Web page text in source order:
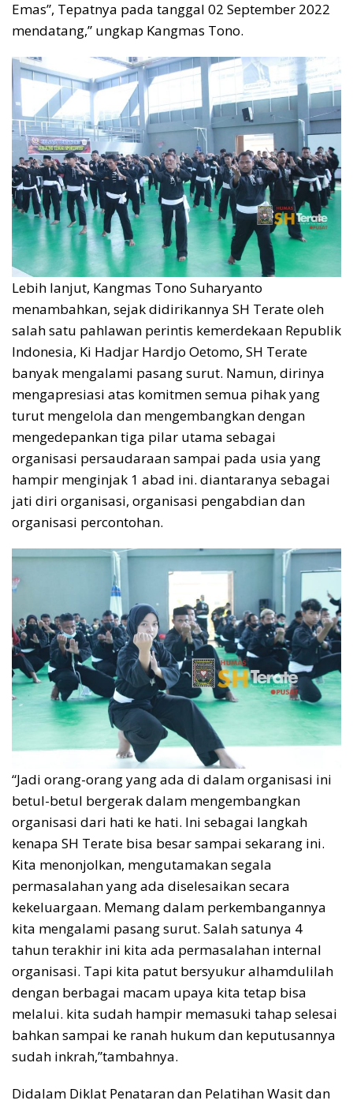
Emas”, Tepatnya pada tanggal 02 September 2022
mendatang,” ungkap Kangmas Tono.
Lebih lanjut, Kangmas Tono Suharyanto
menambahkan, sejak didirikannya SH Terate oleh
salah satu pahlawan perintis kemerdekaan Republik
Indonesia, Ki Hadjar Hardjo Oetomo, SH Terate
banyak mengalami pasang surut. Namun, dirinya
mengapresiasi atas komitmen semua pihak yang
turut mengelola dan mengembangkan dengan
mengedepankan tiga pilar utama sebagai
organisasi persaudaraan sampai pada usia yang
hampir menginjak 1 abad ini. diantaranya sebagai
jati diri organisasi, organisasi pengabdian dan
organisasi percontohan.
“Jadi orang-orang yang ada di dalam organisasi ini
betul-betul bergerak dalam mengembangkan
organisasi dari hati ke hati. Ini sebagai langkah
kenapa SH Terate bisa besar sampai sekarang ini.
Kita menonjolkan, mengutamakan segala
permasalahan yang ada diselesaikan secara
kekeluargaan. Memang dalam perkembangannya
kita mengalami pasang surut. Salah satunya 4
tahun terakhir ini kita ada permasalahan internal
organisasi. Tapi kita patut bersyukur alhamdulilah
dengan berbagai macam upaya kita tetap bisa
melalui. kita sudah hampir memasuki tahap selesai
bahkan sampai ke ranah hukum dan keputusannya
sudah inkrah,”tambahnya.
Didalam Diklat Penataran dan Pelatihan Wasit dan